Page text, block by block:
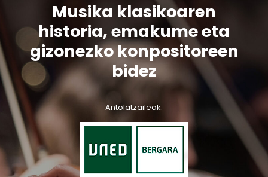
Musika klasikoaren
historia, emakume eta
gizonezko konpositoreen
bidez
Antolatzaileak: